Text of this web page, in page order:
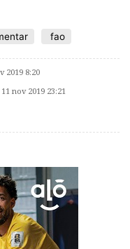
fao
2019 8:20
nov 2019 23:21